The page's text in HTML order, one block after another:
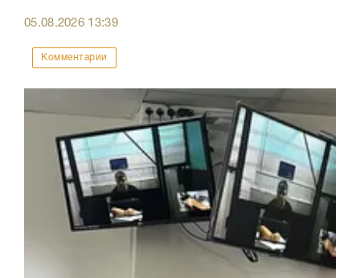
05.08.2026 13:39
Комментарии